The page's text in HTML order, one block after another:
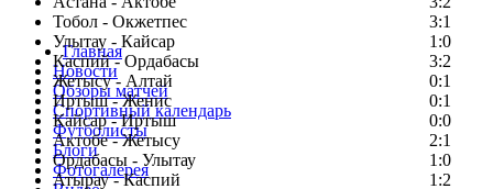
Тобол - Окжетпес
3:1
Улытау - Кайсар
1:0
Каспий - Ордабасы
3:2
Жетысу - Алтай
0:1
Иртыш - Женис
0:1
Кайсар - Иртыш
0:0
Актобе - Жетысу
2:1
Ордабасы - Улытау
1:0
Атырау - Каспий
1:2
Главная
Новости
Обзоры матчей
Спортивный календарь
Футболисты
Блоги
Фотогалерея